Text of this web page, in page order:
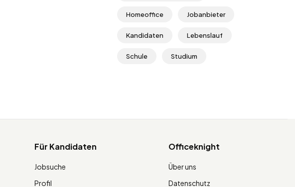
Homeoffice Jobanbieter
Kandidaten Lebenslauf
Schule Studium
Für Kandidaten
Jobsuche
Profil
Officeknight
Über uns
Datenschutz